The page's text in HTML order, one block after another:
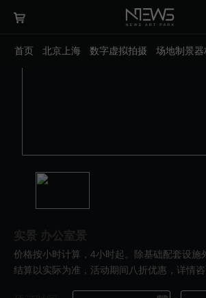
首页 北京上海 数字虚拟拍摄 场地制景器
实景 办公室景
价格按小时计算，4小时起。除基础配套设施
结算以实际为准，活动期间八折优惠，详情咨